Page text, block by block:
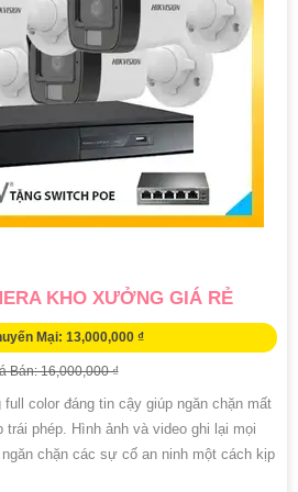
KHO XƯỞNG GIÁ RẺ
Mại: 13,000,000 ₫
Bán: 16,000,000 ₫
color đáng tin cậy giúp ngăn chặn mất
phép. Hình ảnh và video ghi lại mọi
chặn các sự cố an ninh một cách kịp